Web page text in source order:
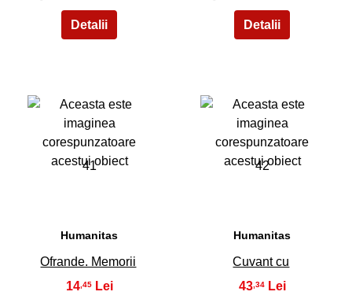
41
Humanitas
Ofrande. Memorii
14 ,45
42
Humanitas
Cuvant cu
43 ,34